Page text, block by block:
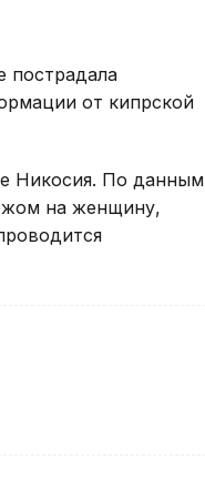
пострадала
от кипрской
Никосия. По данным
на женщину,